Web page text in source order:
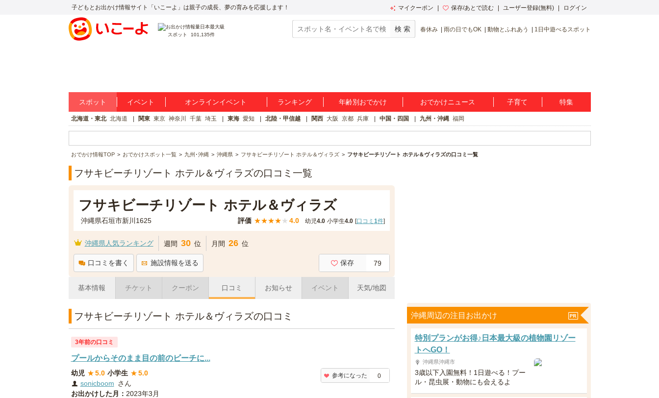
子どもとお出かけ情報サイト「いこーよ」は親子の成長、夢の育みを応援します！ マイクーポン 保存/あとで読む ユーザー登録(無料) ログイン
スポット 101,135件
春休み 雨の日でもOK 動物とふれあう 1日中遊べるスポット
スポット イベント オンラインイベント ランキング 年齢別おでかけ おでかけニュース 子育て 特集
北海道・東北 北海道 関東 東京 神奈川 千葉 埼玉 東海 愛知 北陸・甲信越 関西 大阪 京都 兵庫 中国・四国 九州・沖縄 福岡
おでかけ情報TOP おでかけスポット一覧 九州･沖縄 沖縄県 フサキビーチリゾート ホテル＆ヴィラズ フサキビーチリゾート ホテル＆ヴィラズの口コミ一覧
フサキビーチリゾート ホテル＆ヴィラズの口コミ一覧
フサキビーチリゾート ホテル＆ヴィラズ
沖縄県石垣市新川1625 評価 ★★★★★ 4.0 幼児4.0 小学生4.0 [口コミ 1件]
沖縄県人気ランキング 週間 30 位 月間 26 位
口コミを書く 施設情報を送る 保存 79
基本情報 チケット クーポン 口コミ お知らせ イベント 天気/地図
フサキビーチリゾート ホテル＆ヴィラズの口コミ
3年前の口コミ
プールからそのまま目の前のビーチに...
幼児 ★5.0 小学生 ★5.0
sonicboom さん
お出かけした月： 2023年3月
参考になった 0
沖縄周辺の注目お出かけ
特別プランがお得♪日本最大級の植物園リゾー
トへGO！
沖縄県沖縄市
3歳以下入園無料！1日遊べる！プー
ル・昆虫展・動物にも会えるよ